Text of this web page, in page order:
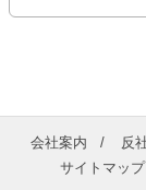
会社案内 反
サイトマップ